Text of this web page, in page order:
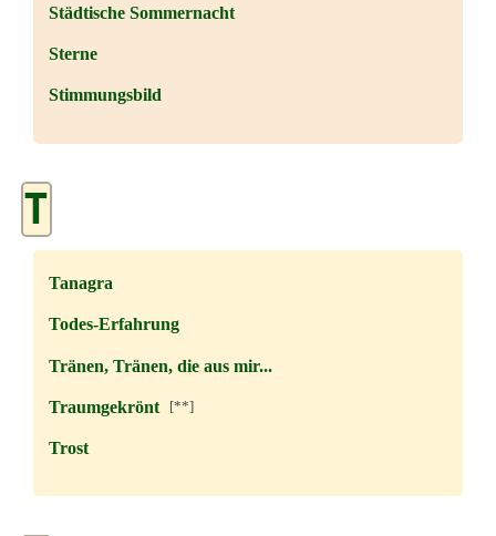
Städtische Sommernacht
Sterne
Stimmungsbild
T
Tanagra
Todes-Erfahrung
Tränen, Tränen, die aus mir...
Traumgekrönt[**]
Trost